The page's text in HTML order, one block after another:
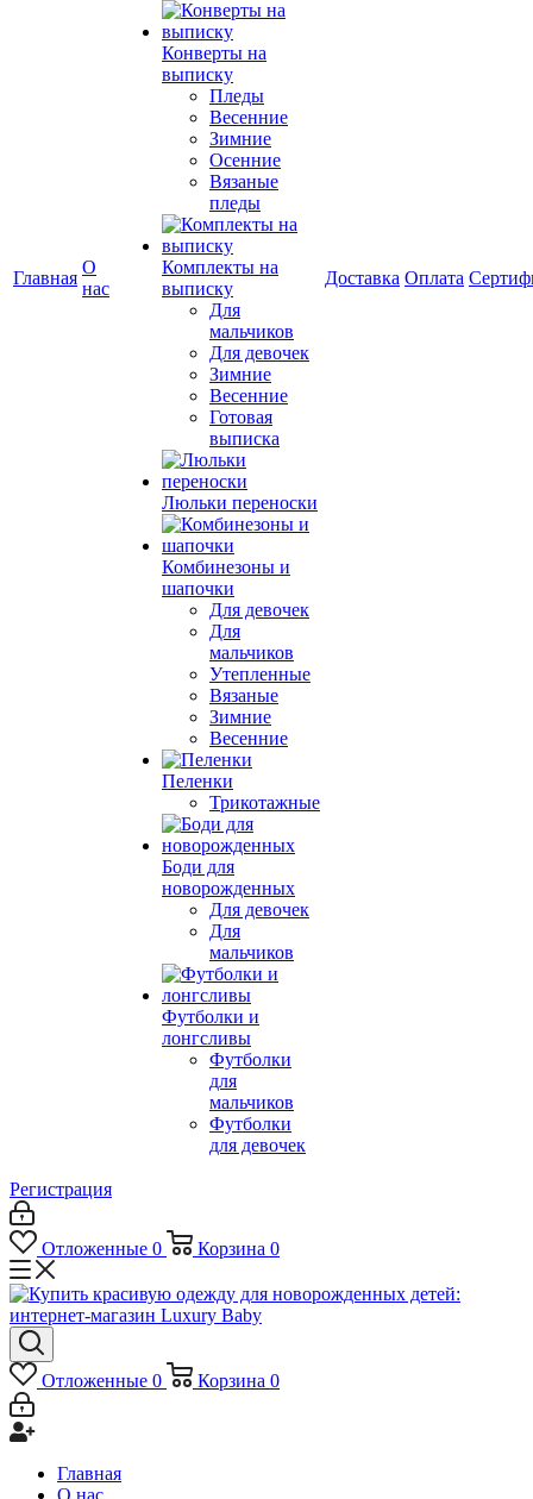
Главная
О
нас
Конверты на
выписку
Пледы
Весенние
Зимние
Осенние
Вязаные
пледы
Комплекты на
выписку
Для
мальчиков
Для девочек
Зимние
Весенние
Готовая
выписка
Люльки переноски
Комбинезоны и
шапочки
Для девочек
Для
мальчиков
Утепленные
Вязаные
Зимние
Весенние
Пеленки
Трикотажные
Боди для
новорожденных
Для девочек
Для
мальчиков
Футболки и
лонгсливы
Футболки
для
мальчиков
Футболки
для девочек
Доставка Оплата
Регистрация
Отложенные 0 Корзина 0
Отложенные 0 Корзина 0
Главная
О нас